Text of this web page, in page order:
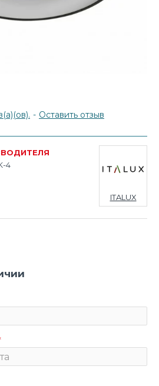
- Оставить отзыв
4
ITALUX